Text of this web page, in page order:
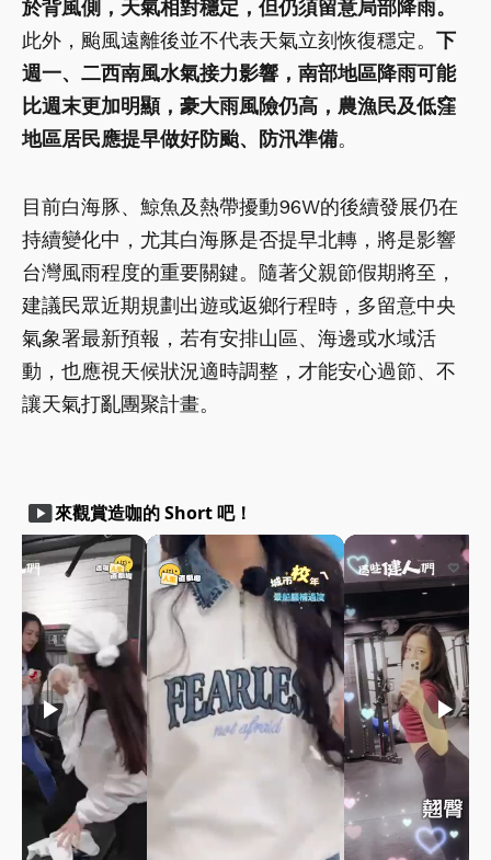
於背風側，天氣相對穩定，但仍須留意局部降雨。
此外，颱風遠離後並不代表天氣立刻恢復穩定。 下
週一、二西南風水氣接力影響，南部地區降雨可能
比週末更加明顯，豪大雨風險仍高，農漁民及低窪
地區居民應提早做好防颱、防汛準備。
目前白海豚、鯨魚及熱帶擾動96W的後續發展仍在
持續變化中，尤其白海豚是否提早北轉，將是影響
台灣風雨程度的重要關鍵。隨著父親節假期將至，
建議民眾近期規劃出遊或返鄉行程時，多留意中央
氣象署最新預報，若有安排山區、海邊或水域活
動，也應視天候狀況適時調整，才能安心過節、不
讓天氣打亂團聚計畫。
smart_display來觀賞造咖的 Short 吧！
play_arrow play_arrow play_arrow